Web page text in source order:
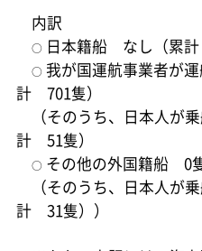
内訳
○日本籍船 なし（累計
○我が国運航事業者が
計 701隻）
（そのうち、日本人が
計 51隻）
○その他の外国籍船 0
（そのうち、日本人が
計 31隻））